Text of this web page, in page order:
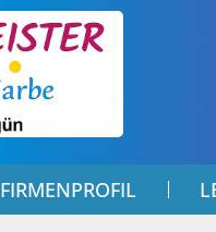
FIRMENPROFIL